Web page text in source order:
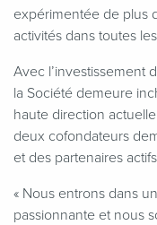
expérimentée de plus
activités dans toutes
Avec l’investissement
la Société demeure
haute direction
deux cofondateurs
et des partenaires
« Nous entrons dans
passionnante et nous